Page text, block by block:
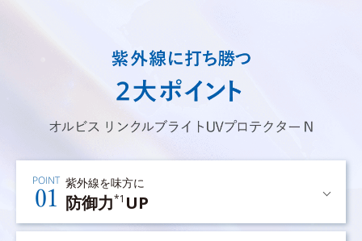
紫外線を味方に
防御力*1 UP